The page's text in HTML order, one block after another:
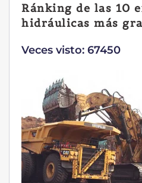
Ránking de las 10
hidráulicas más
Veces visto: 67450